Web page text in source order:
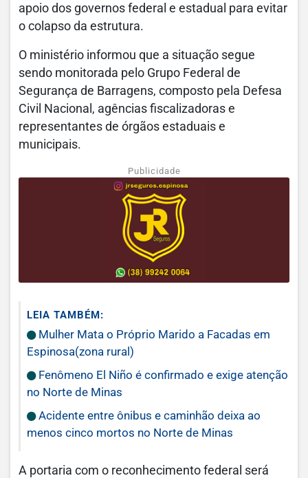
apoio dos governos federal e estadual para evitar
o colapso da estrutura.
O ministério informou que a situação segue
sendo monitorada pelo Grupo Federal de
Segurança de Barragens, composto pela Defesa
Civil Nacional, agências fiscalizadoras e
representantes de órgãos estaduais e
municipais.
Publicidade
LEIA TAMBÉM:
Mulher Mata o Próprio Marido a Facadas em
Espinosa(zona rural)
Fenômeno El Niño é confirmado e exige atenção
no Norte de Minas
Acidente entre ônibus e caminhão deixa ao
menos cinco mortos no Norte de Minas
A portaria com o reconhecimento federal será